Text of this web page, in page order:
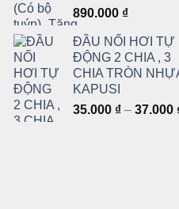
₫
890.000 ₫
ĐẦU NỐI HƠI TỰ
ĐỘNG 2 CHIA , 3
CHIA TRÒN
KAPUSI
35.000 ₫ – 37.000